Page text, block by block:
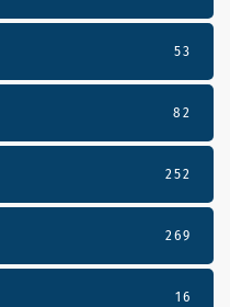
53
82
252
269
16